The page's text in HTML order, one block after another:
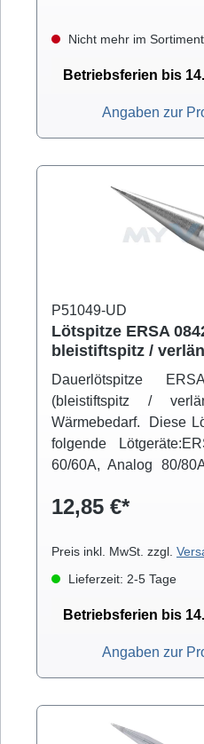
Nicht mehr im Sortiment
Betriebsferien bis
Angaben zur
P51049-UD
Lötspitze ERSA
bleistiftspitz /
Dauerlötspitze
(bleistiftspitz /
Wärmebedarf. Diese
folgende
60/60A, Analog 80/
Con 60iA (mit
80A (mit Ergotool)
12,85 €*
Preis inkl. MwSt. zzgl.
Lieferzeit: 2-5 Tage
Betriebsferien bis
Angaben zur